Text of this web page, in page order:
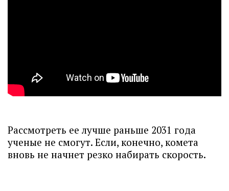
Рассмотреть ее лучше раньше 2031 года
ученые не смогут. Если, конечно, комета
вновь не начнет резко набирать скорость.